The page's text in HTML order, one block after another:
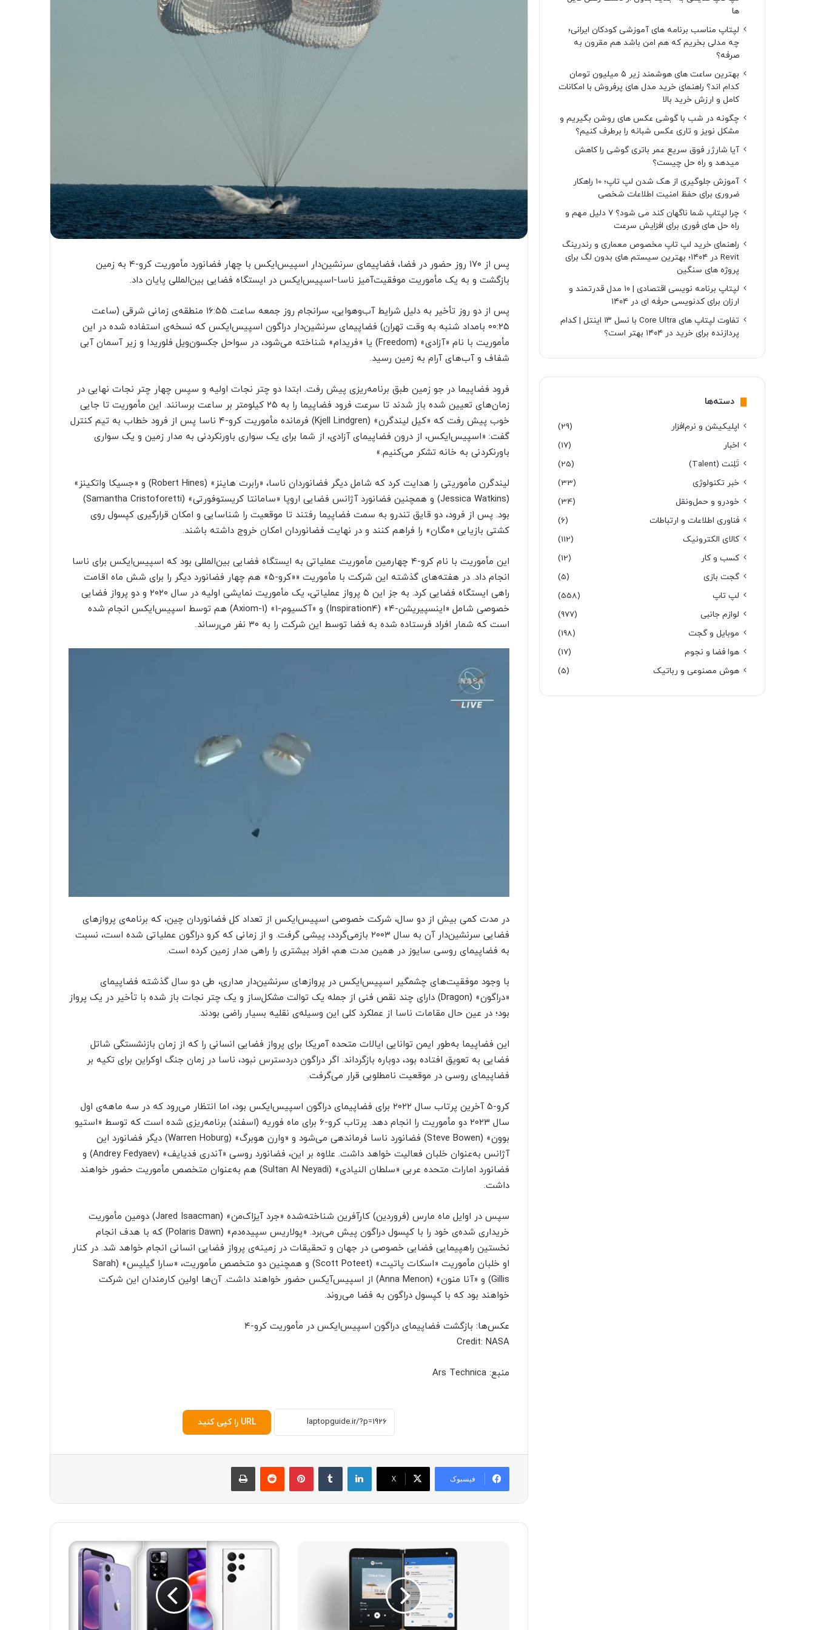
پس از ۱۷۰ روز حضور در فضا، فضاپیمای سرنشین‌دار اسپیس‌ایکس با چهار فضانورد مأموریت کرو-۴ به زمین
بازگشت و به یک مأموریت موفقیت‌آمیز ناسا-اسپیس‌ایکس در ایستگاه فضایی بین‌المللی پایان داد.
پس از دو روز تأخیر به دلیل شرایط آب‌وهوایی، سرانجام روز جمعه ساعت ۱۶:۵۵ منطقه‌ی زمانی شرقی (ساعت
۰۰:۲۵ بامداد شنبه به وقت تهران) فضاپیمای سرنشین‌دار دراگون اسپیس‌ایکس که نسخه‌ی استفاده شده در این
مأموریت با نام «آزادی» (Freedom) یا «فریدام» شناخته می‌شود، در سواحل جکسون‌ویل فلوریدا و زیر آسمان آبی
شفاف و آب‌های آرام به زمین رسید.
فرود فضاپیما در جو زمین طبق برنامه‌ریزی پیش رفت. ابتدا دو چتر نجات اولیه و سپس چهار چتر نجات نهایی در
زمان‌های تعیین شده باز شدند تا سرعت فرود فضاپیما را به ۲۵ کیلومتر بر ساعت برسانند. این مأموریت تا جایی
خوب پیش رفت که «کیل لیندگرن» (Kjell Lindgren) فرمانده مأموریت کرو-۴ ناسا پس از فرود خطاب به تیم کنترل
گفت: «اسپیس‌ایکس، از درون فضاپیمای آزادی، از شما برای یک سواری باورنکردنی به مدار زمین و یک سواری
باورنکردنی به خانه تشکر می‌کنیم.»
لیندگرن مأموریتی را هدایت کرد که شامل دیگر فضانوردان ناسا، «رابرت هاینز» (Robert Hines) و «جسیکا واتکینز»
(Jessica Watkins) و همچنین فضانورد آژانس فضایی اروپا «سامانتا کریستوفورتی» (Samantha Cristoforetti)
بود. پس از فرود، دو قایق تندرو به سمت فضاپیما رفتند تا موقعیت را شناسایی و امکان قرارگیری کپسول روی
کشتی بازیابی «مگان» را فراهم کنند و در نهایت فضانوردان امکان خروج داشته باشند.
این مأموریت با نام کرو-۴ چهارمین مأموریت عملیاتی به ایستگاه فضایی بین‌المللی بود که اسپیس‌ایکس برای ناسا
انجام داد. در هفته‌های گذشته این شرکت با مأموریت ««کرو-۵» هم چهار فضانورد دیگر را برای شش ماه اقامت
راهی ایستگاه فضایی کرد. به جز این ۵ پرواز عملیاتی، یک مأموریت نمایشی اولیه در سال ۲۰۲۰ و دو پرواز فضایی
خصوصی شامل «اینسپیریشن-۴» (Inspiration4) و «آکسیوم-۱» (Axiom-1) هم توسط اسپیس‌ایکس انجام شده
است که شمار افراد فرستاده شده به فضا توسط این شرکت را به ۳۰ نفر می‌رساند.
در مدت کمی بیش از دو سال، شرکت خصوصی اسپیس‌ایکس از تعداد کل فضانوردان چین، که برنامه‌ی پروازهای
فضایی سرنشین‌دار آن به سال ۲۰۰۳ بازمی‌گردد، پیشی گرفت. و از زمانی که کرو دراگون عملیاتی شده است، نسبت
به فضاپیمای روسی سایوز در همین مدت هم، افراد بیشتری را راهی مدار زمین کرده است.
با وجود موفقیت‌های چشمگیر اسپیس‌ایکس در پروازهای سرنشین‌دار مداری، طی دو سال گذشته فضاپیمای
«دراگون» (Dragon) دارای چند نقص فنی از جمله یک توالت مشکل‌ساز و یک چتر نجات باز شده با تأخیر در یک پرواز
بود؛ در عین حال مقامات ناسا از عملکرد کلی این وسیله‌ی نقلیه بسیار راضی بودند.
این فضاپیما به‌طور ایمن توانایی ایالات متحده آمریکا برای پرواز فضایی انسانی را که از زمان بازنشستگی شاتل
فضایی به تعویق افتاده بود، دوباره بازگرداند. اگر دراگون دردسترس نبود، ناسا در زمان جنگ اوکراین برای تکیه بر
فضاپیمای روسی در موقعیت نامطلوبی قرار می‌گرفت.
کرو-۵ آخرین پرتاب سال ۲۰۲۲ برای فضاپیمای دراگون اسپیس‌ایکس بود، اما انتظار می‌رود که در سه ماهه‌ی اول
سال ۲۰۲۳ دو مأموریت را انجام دهد. پرتاب کرو-۶ برای ماه فوریه (اسفند) برنامه‌ریزی شده است که توسط «استیو
بوون» (Steve Bowen) فضانورد ناسا فرماندهی می‌شود و «وارن هوبرگ» (Warren Hoburg) دیگر فضانورد این
آژانس به‌عنوان خلبان فعالیت خواهد داشت. علاوه بر این، فضانورد روسی «آندری فدیایف» (Andrey Fedyaev) و
فضانورد امارات متحده عربی «سلطان النیادی» (Sultan Al Neyadi) هم به‌عنوان متخصص مأموریت حضور خواهند
داشت.
سپس در اوایل ماه مارس (فروردین) کارآفرین شناخته‌شده «جرد آیزاک‌من» (Jared Isaacman) دومین مأموریت
خریداری شده‌ی خود را با کپسول دراگون پیش می‌برد. «پولاریس سپیده‌دم» (Polaris Dawn) که با هدف انجام
نخستین راهپیمایی فضایی خصوصی در جهان و تحقیقات در زمینه‌ی پرواز فضایی انسانی انجام خواهد شد. در کنار
او خلبان مأموریت «اسکات پاتیت» (Scott Poteet) و همچنین دو متخصص مأموریت، «سارا گیلیس» (Sarah
Gillis) و «آنا منون» (Anna Menon) از اسپیس‌آیکس حضور خواهند داشت. آن‌ها اولین کارمندان این شرکت
خواهند بود که با کپسول دراگون به فضا می‌روند.
عکس‌ها: بازگشت فضاپیمای دراگون اسپیس‌ایکس در مأموریت کرو-۴
Credit: NASA
منبع: Ars Technica
URL را کپی کنید
فیسبوک X
لینکدین پینترست ‫رددیت
۱
ها
لپتاپ مناسب برنامه های آموزشی کودکان ایرانی؛
چه مدلی بخریم که هم امن باشد هم مقرون به
صرفه؟
بهترین ساعت های هوشمند زیر ۵ میلیون تومان
کدام اند؟ راهنمای خرید مدل های پرفروش با امکانات
کامل و ارزش خرید بالا
چگونه در شب با گوشی عکس های روشن بگیریم و
مشکل نویز و تاری عکس شبانه را برطرف کنیم؟
آیا شارژر فوق سریع عمر باتری گوشی را کاهش
میدهد و راه حل چیست؟
آموزش جلوگیری از هک شدن لپ تاپ؛ 10 راهکار
ضروری برای حفظ امنیت اطلاعات شخصی
چرا لپتاپ شما ناگهان کند می شود؟ ۷ دلیل مهم و
راه حل های فوری برای افزایش سرعت
راهنمای خرید لپ تاپ مخصوص معماری و رندرینگ
Revit در ۱۴۰۴؛ بهترین سیستم های بدون لگ برای
پروژه های سنگین
لپتاپ برنامه نویسی اقتصادی | ۱۰ مدل قدرتمند و
ارزان برای کدنویسی حرفه ای در ۱۴۰۴
تفاوت لپتاپ های Core Ultra با نسل ۱۳ اینتل | کدام
پردازنده برای خرید در ۱۴۰۴ بهتر است؟
دسته‌ها
اپلیکیشن و نرم‌افزار
(29)
اخبار
(17)
تَلِنت (Talent)
(25)
خبر تکنولوژی
(33)
خودرو و حمل‌و‌نقل
(34)
فناوری اطلاعات و ارتباطات
(6)
کالای الکترونیک
(112)
کسب و کار
(12)
گجت بازی
(5)
لپ تاپ
(558)
لوازم جانبی
(977)
موبایل و گجت
(198)
هوا فضا و نجوم
(17)
هوش مصنوعی و رباتیک
(5)